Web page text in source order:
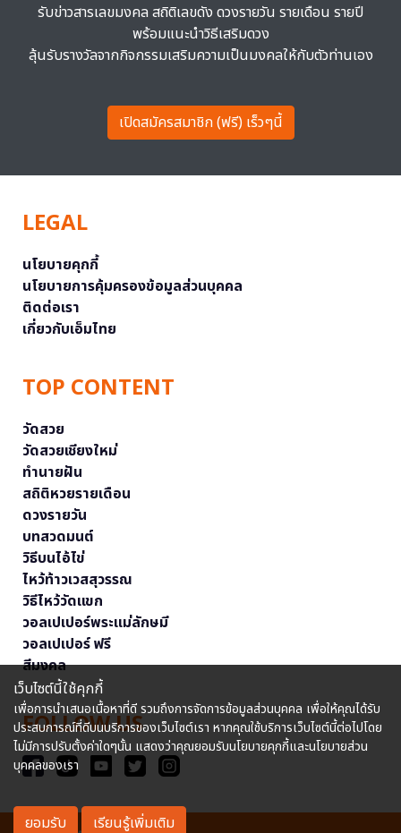
รับข่าวสารเลขมงคล สถิติเลขดัง ดวงรายวัน รายเดือน รายปี
พร้อมแนะนำวิธีเสริมดวง
ลุ้นรับรางวัลจากกิจกรรมเสริมความเป็นมงคลให้กับตัวท่านเอง
เปิดสมัครสมาชิก (ฟรี) เร็วๆนี้
LEGAL
นโยบายคุกกี้
นโยบายการคุ้มครองข้อมูลส่วนบุคคล
ติดต่อเรา
เกี่ยวกับเอ็มไทย
TOP CONTENT
วัดสวย
วัดสวยเชียงใหม่
ทำนายฝัน
สถิติหวยรายเดือน
ดวงรายวัน
บทสวดมนต์
วิธีบนไอ้ไข่
ไหว้ท้าวเวสสุวรรณ
วิธีไหว้วัดแขก
วอลเปเปอร์พระแม่ลักษมี
วอลเปเปอร์ ฟรี
สีมงคล
FOLLOW US
เว็บไซต์นี้ใช้คุกกี้
เพื่อการนำเสนอเนื้อหาที่ดี รวมถึงการจัดการข้อมูลส่วนบุคคล เพื่อให้คุณได้รับ
ประสบการณ์ที่ดีบนบริการของเว็บไซต์เรา หากคุณใช้บริการเว็บไซต์นี้ต่อไปโดย
ไม่มีการปรับตั้งค่าใดๆนั้น แสดงว่าคุณยอมรับนโยบายคุกกี้และนโยบายส่วน
บุคคลของเรา
ยอมรับ เรียนรู้เพิ่มเติม